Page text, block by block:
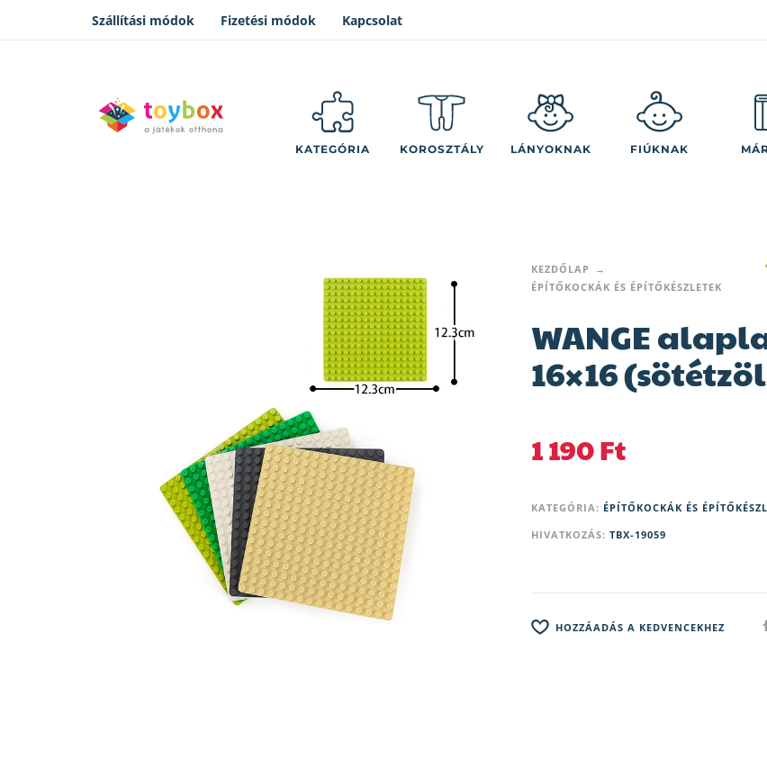
Szállítási módok Fizetési módok Kapcsolat
KATEGÓRIA KOROSZTÁLY LÁNYOKNAK FIÚKNAK
KEZDŐLAP
ÉPÍTŐKOCKÁK ÉS ÉPÍTŐKÉSZLETEK
WANGE
16×16
1 190Ft
KATEGÓRIA: ÉPÍTŐKOCKÁK ÉS
HIVATKOZÁS: TBX-19059
HOZZÁADÁS A KEDVENCEKHEZ